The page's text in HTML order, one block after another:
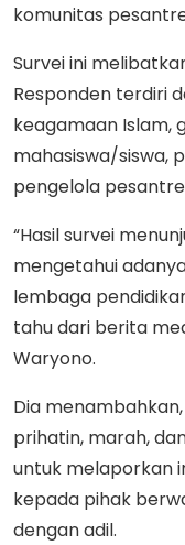
komunitas
Survei ini
Responden terdiri
keagamaan Islam,
mahasiswa/siswa,
pengelola
“Hasil survei
mengetahui
lembaga
tahu dari berita
Waryono.
Dia
prihatin, marah,
untuk melaporkan
kepada pihak
dengan adil.